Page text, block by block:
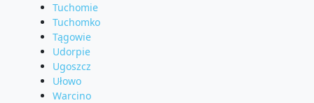
Tuchomie
Tuchomko
Tągowie
Udorpie
Ugoszcz
Ułowo
Warcino